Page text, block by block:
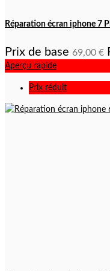
Réparation écran iphone 7
Prix de base 69,00 €
Aperçu rapide
Prix réduit